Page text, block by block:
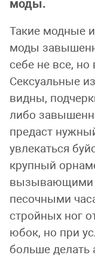
моды.
Такие модные
моды
себе не все, но
Сексуальные
видны,
либо
предаст
увлекаться
крупный
вызывающими
песочными
стройных ног
юбок, но при
больше делать